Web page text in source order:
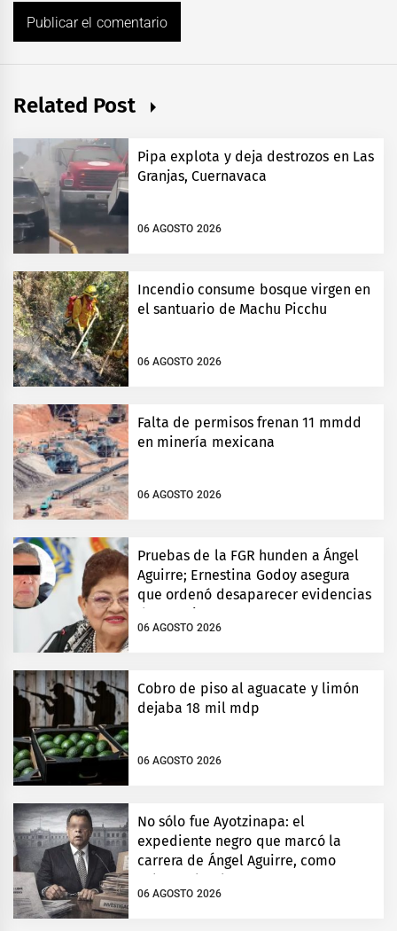
Related Post
Pipa explota y deja destrozos en Las
Granjas, Cuernavaca
06 AGOSTO 2026
Incendio consume bosque virgen en
el santuario de Machu Picchu
06 AGOSTO 2026
Falta de permisos frenan 11 mmdd
en minería mexicana
06 AGOSTO 2026
Pruebas de la FGR hunden a Ángel
Aguirre; Ernestina Godoy asegura
que ordenó desaparecer evidencias
06 AGOSTO 2026
Cobro de piso al aguacate y limón
dejaba 18 mil mdp
06 AGOSTO 2026
No sólo fue Ayotzinapa: el
expediente negro que marcó la
carrera de Ángel Aguirre, como
06 AGOSTO 2026